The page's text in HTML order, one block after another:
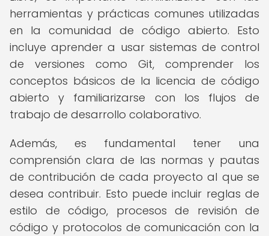
herramientas y prácticas comunes utilizadas
en la comunidad de código abierto. Esto
incluye aprender a usar sistemas de control
de versiones como Git, comprender los
conceptos básicos de la licencia de código
abierto y familiarizarse con los flujos de
trabajo de desarrollo colaborativo.
Además, es fundamental tener una
comprensión clara de las normas y pautas
de contribución de cada proyecto al que se
desea contribuir. Esto puede incluir reglas de
estilo de código, procesos de revisión de
código y protocolos de comunicación con la